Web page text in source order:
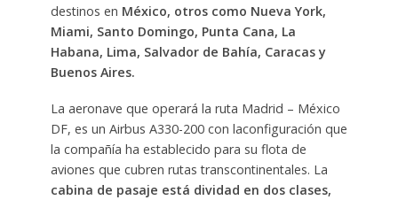
destinos en México, otros como Nueva York,
Miami, Santo Domingo, Punta Cana, La
Habana, Lima, Salvador de Bahía, Caracas y
Buenos Aires.
La aeronave que operará la ruta Madrid – México
DF, es un Airbus A330-200 con laconfiguración que
la compañía ha establecido para su flota de
aviones que cubren rutas transcontinentales. La
cabina de pasaje está dividad en dos clases,